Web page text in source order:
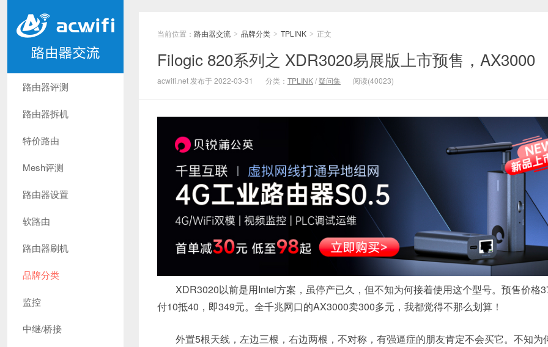
路由器评测
路由器拆机
特价路由
Mesh评测
路由器设置
软路由
路由器刷机
品牌分类
监控
中继/桥接
当前位置： 路由器交流 > 品牌分类 > TPLINK > 正文
Filogic 820系列之 XDR3020易展版上市预售，AX3000
acwifi.net 发布于 2022-03-31 分类： TPLINK/ 疑问集 阅读(40023)
XDR3020以前是用Intel方案，虽停产已久，但不知为何接着使用这个型号。预售价格
付10抵40，即349元。全千兆网口的AX3000卖300多元，我都觉得不那么划算！
外置5根天线，左边三根，右边两根，不对称，有强逼症的朋友肯定不会买它。不知为